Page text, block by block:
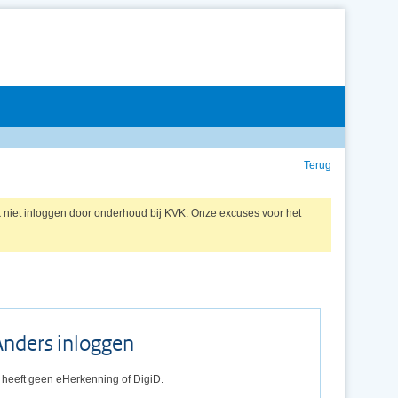
Terug
inloggen door onderhoud bij KVK. Onze excuses voor het
inloggen
heeft geen eHerkenning of DigiD.